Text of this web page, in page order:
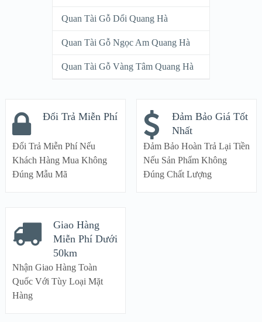
Quan Tài Gỗ Dổi Quang Hà
Quan Tài Gỗ Ngọc Am Quang Hà
Quan Tài Gỗ Vàng Tâm Quang Hà
Đổi Trả Miễn Phí
Đổi Trả Miễn Phí Nếu
Khách Hàng Mua Không
Đúng Mẫu Mã
Đảm Bảo Giá Tốt
Nhất
Đảm Bảo Hoàn Trả Lại Tiền
Nếu Sản Phẩm Không
Đúng Chất Lượng
Giao Hàng
Miễn Phí Dưới
50km
Nhận Giao Hàng Toàn
Quốc Với Tùy Loại Mặt
Hàng